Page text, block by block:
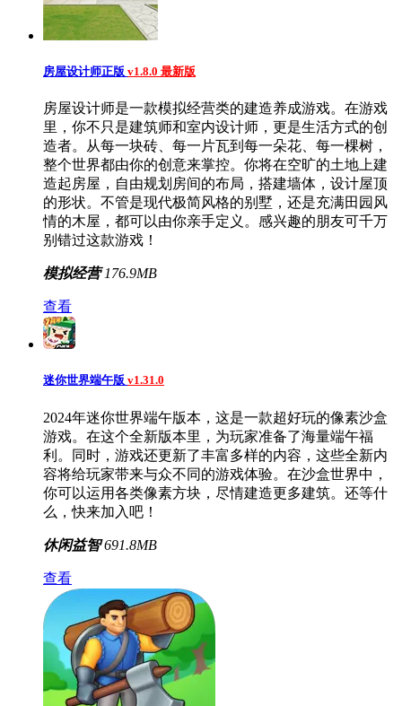
房屋设计师正版 v1.8.0 最新版
房屋设计师是一款模拟经营类的建造养成游戏。在游戏
里，你不只是建筑师和室内设计师，更是生活方式的创
造者。从每一块砖、每一片瓦到每一朵花、每一棵树，
整个世界都由你的创意来掌控。你将在空旷的土地上建
造起房屋，自由规划房间的布局，搭建墙体，设计屋顶
的形状。不管是现代极简风格的别墅，还是充满田园风
情的木屋，都可以由你亲手定义。感兴趣的朋友可千万
别错过这款游戏！
模拟经营 176.9MB
查看
迷你世界端午版 v1.31.0
2024年迷你世界端午版本，这是一款超好玩的像素沙盒
游戏。在这个全新版本里，为玩家准备了海量端午福
利。同时，游戏还更新了丰富多样的内容，这些全新内
容将给玩家带来与众不同的游戏体验。在沙盒世界中，
你可以运用各类像素方块，尽情建造更多建筑。还等什
么，快来加入吧！
休闲益智 691.8MB
查看